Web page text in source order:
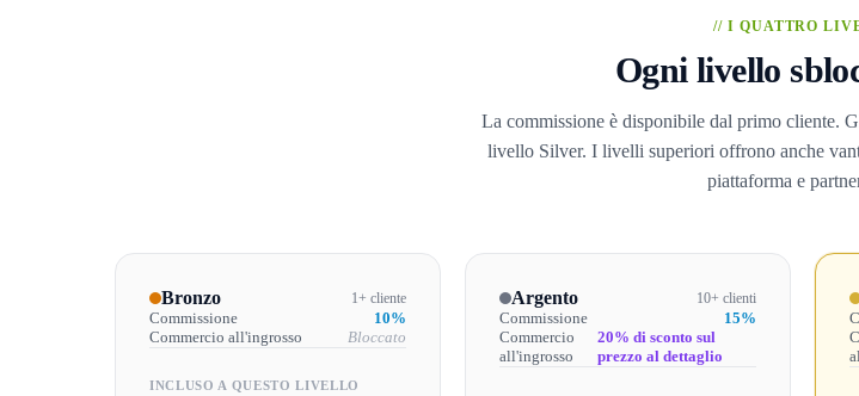
// I QUATTRO
Ogni livello
La commissione è disponibile dal primo cliente.
livello Silver. I livelli superiori offrono anche
piattaforma e
Bronzo 1+ cliente
Commissione
10%
Commercio all'ingrosso
Bloccato
INCLUSO A QUESTO LIVELLO
Argento 10+ clienti
Commissione
15%
Commercio
all'ingrosso
20% di sconto sul
prezzo al dettaglio